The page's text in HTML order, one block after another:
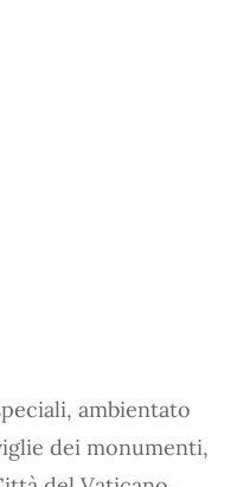
ambientato
dei monumenti,